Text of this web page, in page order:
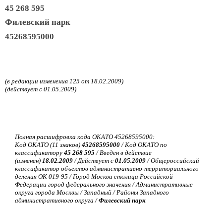
45 268 595
Филевский парк
45268595000
(в редакции изменения 125 от 18.02.2009)
(действует с 01.05.2009)
Полная расшифровка кода ОКАТО 45268595000:
Код ОКАТО (11 знаков) 45268595000/ Код ОКАТО по
классификатору 45 268 595 / Введен в действие
(изменен) 18.02.2009/ Действует с 01.05.2009/ Общероссийский
классификатор объектов административно-территориального
деления ОК 019-95 / Город Москва столица Российской
Федерации город федерального значения / Административные
округа города Москвы / Западный / Районы Западного
административного округа /Филевский парк